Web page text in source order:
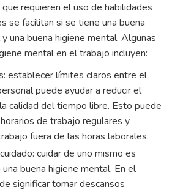
requieren el uso de habilidades
se facilitan si se tiene una buena
una buena higiene mental. Algunas
mental en el trabajo incluyen:
establecer límites claros entre el
puede ayudar a reducir el
calidad del tiempo libre. Esto puede
de trabajo regulares y
fuera de las horas laborales.
cuidar de uno mismo es
buena higiene mental. En el
significar tomar descansos